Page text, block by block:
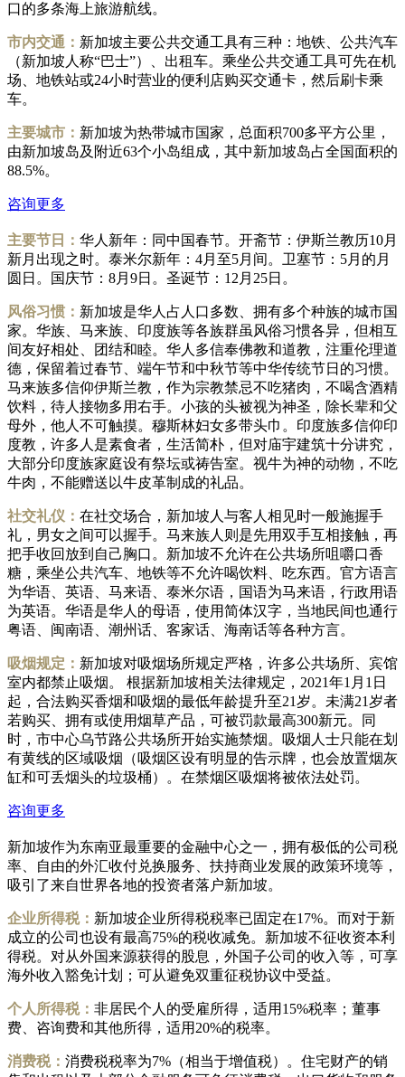
口的多条海上旅游航线。
市内交通： 新加坡主要公共交通工具有三种：地铁、公共汽车
（新加坡人称“巴士”）、出租车。乘坐公共交通工具可先在机
场、地铁站或24小时营业的便利店购买交通卡，然后刷卡乘
车。
主要城市： 新加坡为热带城市国家，总面积700多平方公里，
由新加坡岛及附近63个小岛组成，其中新加坡岛占全国面积的
88.5%。
咨询更多
主要节日： 华人新年：同中国春节。开斋节：伊斯兰教历10月
新月出现之时。泰米尔新年：4月至5月间。卫塞节：5月的月
圆日。国庆节：8月9日。圣诞节：12月25日。
风俗习惯： 新加坡是华人占人口多数、拥有多个种族的城市国
家。华族、马来族、印度族等各族群虽风俗习惯各异，但相互
间友好相处、团结和睦。华人多信奉佛教和道教，注重伦理道
德，保留着过春节、端午节和中秋节等中华传统节日的习惯。
马来族多信仰伊斯兰教，作为宗教禁忌不吃猪肉，不喝含酒精
饮料，待人接物多用右手。小孩的头被视为神圣，除长辈和父
母外，他人不可触摸。穆斯林妇女多带头巾。印度族多信仰印
度教，许多人是素食者，生活简朴，但对庙宇建筑十分讲究，
大部分印度族家庭设有祭坛或祷告室。视牛为神的动物，不吃
牛肉，不能赠送以牛皮革制成的礼品。
社交礼仪： 在社交场合，新加坡人与客人相见时一般施握手
礼，男女之间可以握手。马来族人则是先用双手互相接触，再
把手收回放到自己胸口。新加坡不允许在公共场所咀嚼口香
糖，乘坐公共汽车、地铁等不允许喝饮料、吃东西。官方语言
为华语、英语、马来语、泰米尔语，国语为马来语，行政用语
为英语。华语是华人的母语，使用简体汉字，当地民间也通行
粤语、闽南语、潮州话、客家话、海南话等各种方言。
吸烟规定： 新加坡对吸烟场所规定严格，许多公共场所、宾馆
室内都禁止吸烟。 根据新加坡相关法律规定，2021年1月1日
起，合法购买香烟和吸烟的最低年龄提升至21岁。未满21岁者
若购买、拥有或使用烟草产品，可被罚款最高300新元。同
时，市中心乌节路公共场所开始实施禁烟。吸烟人士只能在划
有黄线的区域吸烟（吸烟区设有明显的告示牌，也会放置烟灰
缸和可丢烟头的垃圾桶）。在禁烟区吸烟将被依法处罚。
咨询更多
新加坡作为东南亚最重要的金融中心之一，拥有极低的公司税
率、自由的外汇收付兑换服务、扶持商业发展的政策环境等，
吸引了来自世界各地的投资者落户新加坡。
企业所得税： 新加坡企业所得税税率已固定在17%。而对于新
成立的公司也设有最高75%的税收减免。新加坡不征收资本利
得税。对从外国来源获得的股息，外国子公司的收入等，可享
海外收入豁免计划；可从避免双重征税协议中受益。
个人所得税： 非居民个人的受雇所得，适用15%税率；董事
费、咨询费和其他所得，适用20%的税率。
消费税： 消费税税率为7%（相当于增值税）。住宅财产的销